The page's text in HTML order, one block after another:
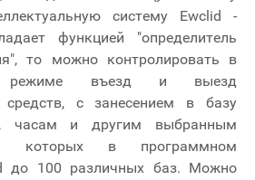
систему Ewclid -
функцией "определитель
то можно контролировать в
режиме въезд и выезд
средств, с занесением в базу
часам и другим выбранным
которых в программном
до 100 различных баз. Можно